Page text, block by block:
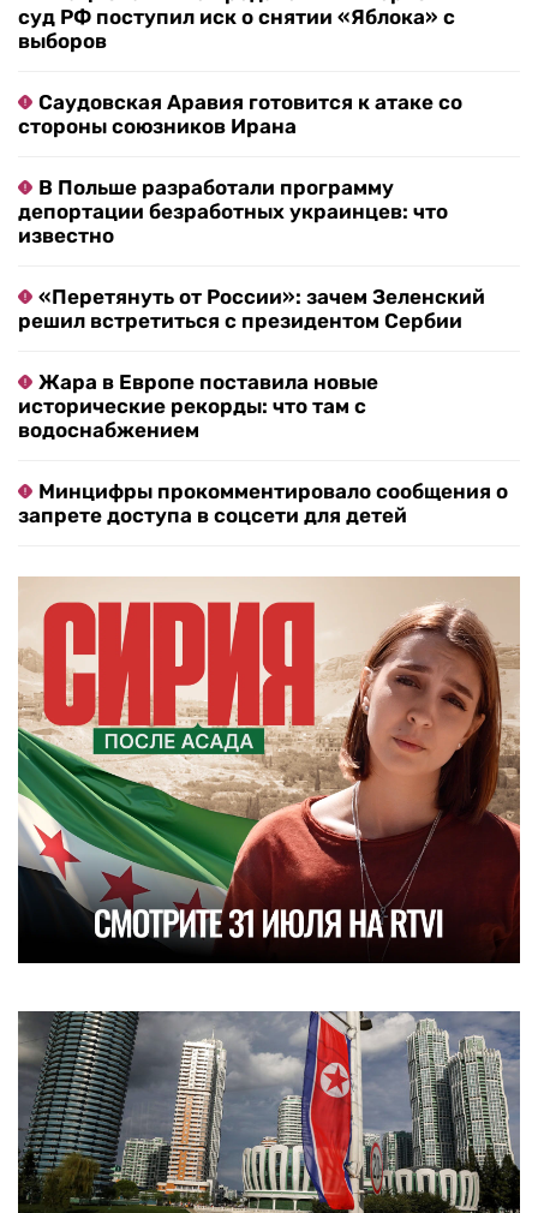
суд РФ поступил иск о снятии «Яблока» с
выборов
Саудовская Аравия готовится к атаке со
стороны союзников Ирана
В Польше разработали программу
депортации безработных украинцев: что
известно
«Перетянуть от России»: зачем Зеленский
решил встретиться с президентом Сербии
Жара в Европе поставила новые
исторические рекорды: что там с
водоснабжением
Минцифры прокомментировало сообщения о
запрете доступа в соцсети для детей